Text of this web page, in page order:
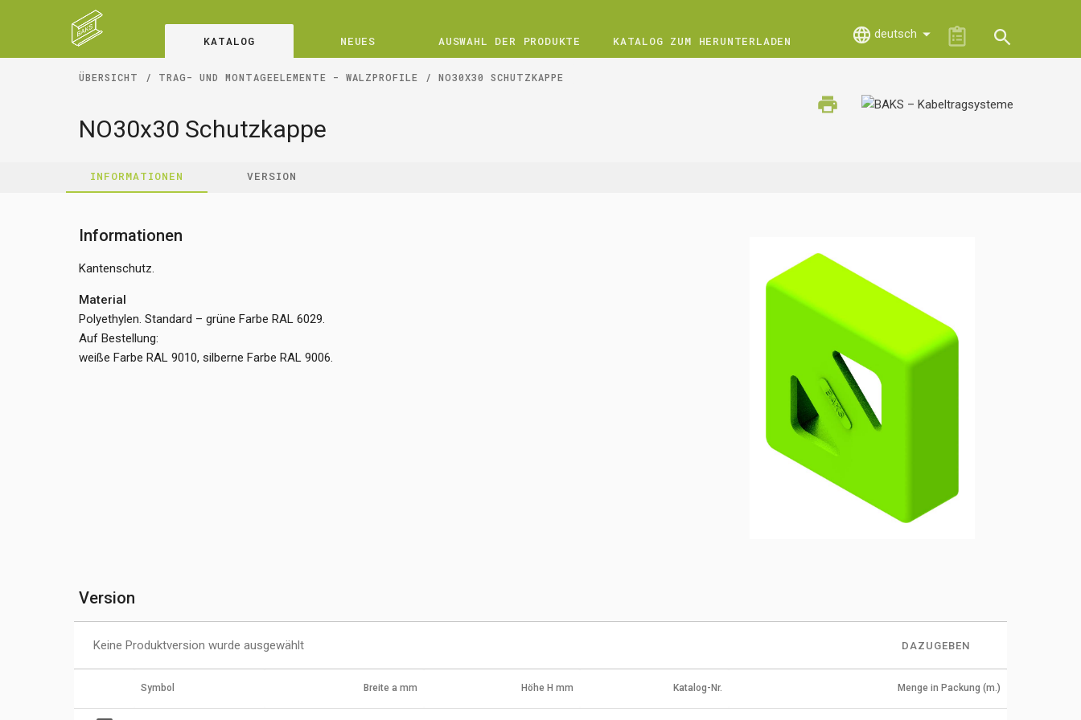
KATALOG NEUES AUSWAHL DER PRODUKTE KATALOG ZUM HERUNTERLADEN deutsch
ÜBERSICHT TRAG- UND MONTAGEELEMENTE - WALZPROFILE NO30X30 SCHUTZKAPPE
NO30x30 Schutzkappe
INFORMATIONEN VERSION
Informationen
Kantenschutz.
Material
Polyethylen. Standard – grüne Farbe RAL 6029.
Auf Bestellung:
weiße Farbe RAL 9010, silberne Farbe RAL 9006.
Version
Keine Produktversion wurde ausgewählt DAZUGEBEN
Symbol Breite a mm Höhe H mm Katalog-Nr. Menge in Packung (m.)